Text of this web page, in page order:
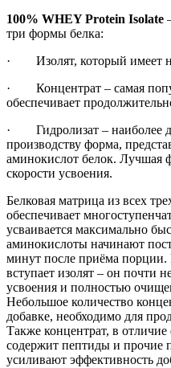
100% WHEY Protein Isolate
три формы белка:
· Изолят, который имеет
· Концентрат – самая
обеспечивает
· Гидролизат – наиболее
производству форма,
аминокислот белок. Лучшая
скорости усвоения.
Белковая матрица из всех
обеспечивает
усваивается максимально
аминокислоты начинают
минут после приёма порции.
вступает изолят – он почти
усвоения и полностью
Небольшое количество
добавке, необходимо для
Также концентрат, в
содержит пептиды и прочие
усиливают эффективность